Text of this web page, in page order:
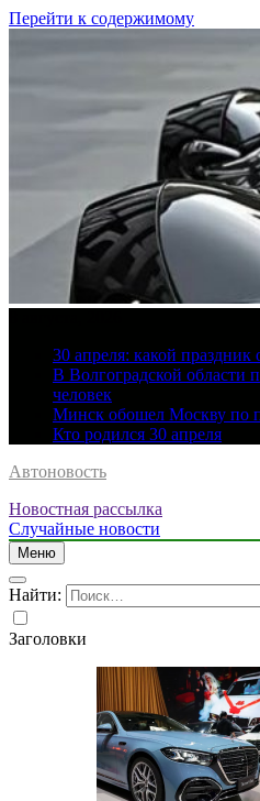
Перейти к содержимому
30 апреля: какой
В Волгоградской области
человек
Минск обошел Москву по
Кто родился 30 апреля
Автоновость
Новостная рассылка
Случайные новости
Меню
Найти:
Заголовки